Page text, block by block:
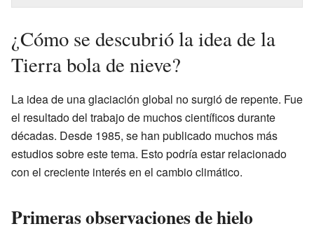
¿Cómo se descubrió la idea de la
Tierra bola de nieve?
La idea de una glaciación global no surgió de repente. Fue
el resultado del trabajo de muchos científicos durante
décadas. Desde 1985, se han publicado muchos más
estudios sobre este tema. Esto podría estar relacionado
con el creciente interés en el cambio climático.
Primeras observaciones de hielo